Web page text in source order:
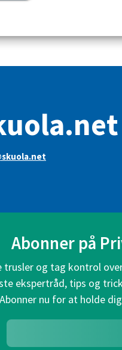
Abonner på
og tag kontrol
ekspertråd, tips og
Abonner nu for at holde